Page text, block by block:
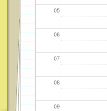
05
06
07
08
09